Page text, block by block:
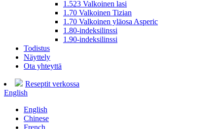
1.523 Valkoinen lasi
1.70 Valkoinen Tizian
1.70 Valkoinen yläosa Asperic
1.80-indeksilinssi
1.90-indeksilinssi
Todistus
Näyttely
Ota yhteyttä
Reseptit verkossa
English
English
Chinese
French